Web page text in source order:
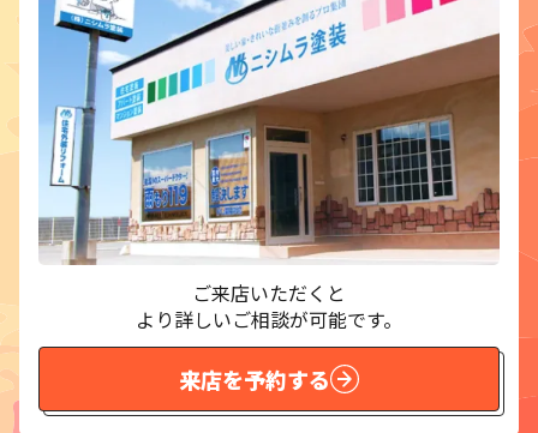
ご来店いただくと
より詳しいご相談が可能です。
来店を予約する